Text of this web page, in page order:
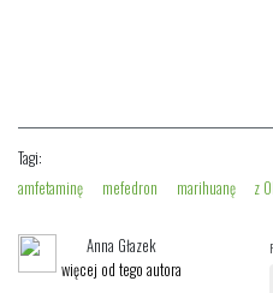
Tagi:
amfetaminę
mefedron marihuanę z
Anna Głazek
więcej od tego autora